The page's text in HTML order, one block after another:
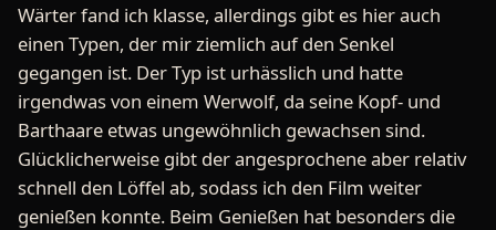
Wärter fand ich klasse, allerdings gibt es hier auch
einen Typen, der mir ziemlich auf den Senkel
gegangen ist. Der Typ ist urhässlich und hatte
irgendwas von einem Werwolf, da seine Kopf- und
Barthaare etwas ungewöhnlich gewachsen sind.
Glücklicherweise gibt der angesprochene aber relativ
schnell den Löffel ab, sodass ich den Film weiter
genießen konnte. Beim Genießen hat besonders die